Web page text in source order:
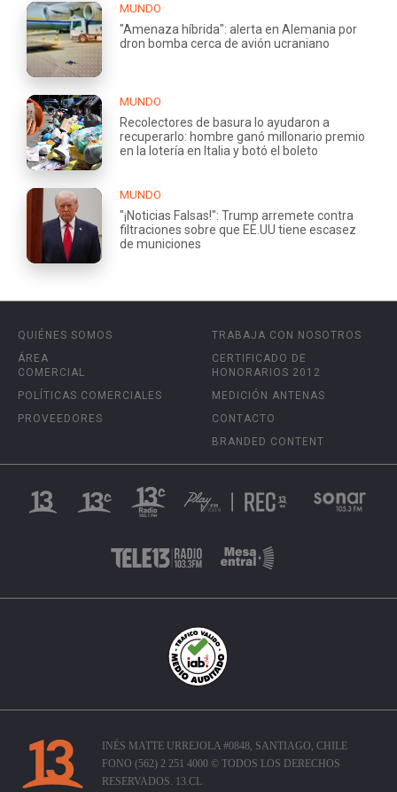
MUNDO
"Amenaza híbrida": alerta en Alemania por
dron bomba cerca de avión ucraniano
MUNDO
Recolectores de basura lo ayudaron a
recuperarlo: hombre ganó millonario premio
en la lotería en Italia y botó el boleto
MUNDO
"¡Noticias Falsas!": Trump arremete contra
filtraciones sobre que EE.UU tiene escasez
de municiones
QUIÉNES SOMOS
ÁREA
COMERCIAL
POLÍTICAS COMERCIALES
PROVEEDORES
TRABAJA CON NOSOTROS
CERTIFICADO DE
HONORARIOS 2012
MEDICIÓN ANTENAS
CONTACTO
BRANDED CONTENT
INÉS MATTE URREJOLA #0848, SANTIAGO, CHILE
FONO (562) 2 251 4000 © TODOS LOS DERECHOS
RESERVADOS. 13.CL